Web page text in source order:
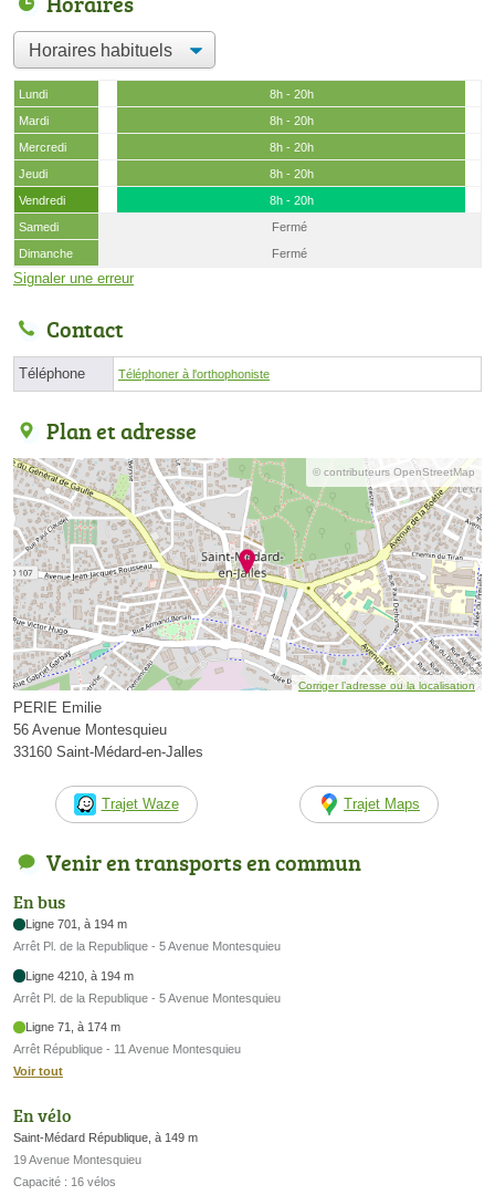
Lundi
8h - 20h
Mardi
8h - 20h
Mercredi
8h - 20h
Jeudi
8h - 20h
Vendredi
8h - 20h
Samedi
Fermé
Dimanche
Fermé
Signaler une erreur
Contact
Téléphone Téléphoner à l'orthophoniste
Plan et adresse
© contributeurs OpenStreetMap
Corriger l’adresse ou la localisation
PERIE Emilie
56 Avenue Montesquieu
33160 Saint-Médard-en-Jalles
Trajet Waze Trajet Maps
Venir en transports en commun
En bus
Ligne 701, à 194 m
Arrêt Pl. de la Republique - 5 Avenue Montesquieu
Ligne 4210, à 194 m
Arrêt Pl. de la Republique - 5 Avenue Montesquieu
Ligne 71, à 174 m
Arrêt République - 11 Avenue Montesquieu
Voir tout
En vélo
Saint-Médard République, à 149 m
19 Avenue Montesquieu
Capacité : 16 vélos